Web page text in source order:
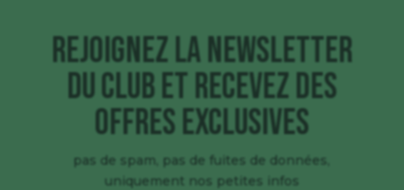
Rejoignez la newsletter
du club et recevez des
offres exclusives
pas de spam, pas de fuites de données,
uniquement nos petites infos